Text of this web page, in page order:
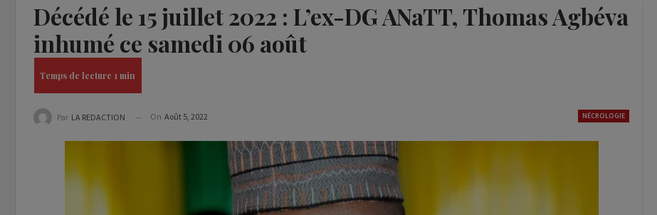
Décédé le 15 juillet 2022 : L’ex-DG ANaTT, Thomas Agbéva
inhumé ce samedi 06 août
NÉCROLOGIE
Par LA REDACTION On Août 5, 2022